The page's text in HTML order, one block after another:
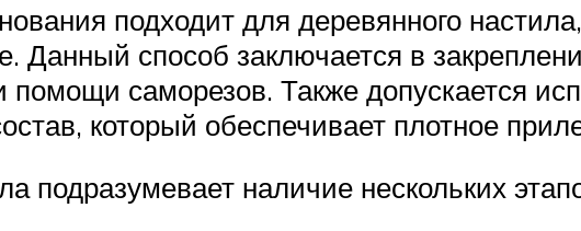
подходит для деревянного
Данный способ заключается в
саморезов. Также допускается
который обеспечивает плотное
подразумевает наличие нескольких